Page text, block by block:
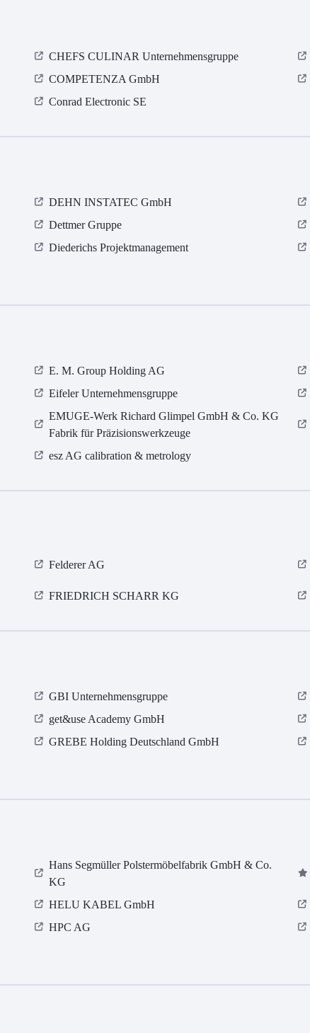
CHEFS CULINAR Unternehmensgruppe
COMPETENZA GmbH
Conrad Electronic SE
DEHN INSTATEC GmbH
Dettmer Gruppe
Diederichs Projektmanagement
E. M. Group Holding AG
Eifeler Unternehmensgruppe
EMUGE-Werk Richard Glimpel GmbH & Co. KG
Fabrik für Präzisionswerkzeuge
esz AG calibration & metrology
Felderer AG
FRIEDRICH SCHARR KG
GBI Unternehmensgruppe
get&use Academy GmbH
GREBE Holding Deutschland GmbH
Hans Segmüller Polstermöbelfabrik GmbH & Co.
KG
HELU KABEL GmbH
HPC AG